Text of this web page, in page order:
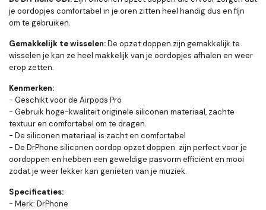
je oordopjes comfortabel in je oren zitten heel handig dus en fijn
om te gebruiken.
Gemakkelijk te wisselen:De opzet doppen zijn gemakkelijk te
wisselen je kan ze heel makkelijk van je oordopjes afhalen en weer
erop zetten.
Kenmerken:
- Geschikt voor de Airpods Pro
- Gebruik hoge-kwaliteit originele siliconen materiaal, zachte
textuur en comfortabel om te dragen.
- De siliconen materiaal is zacht en comfortabel
- De DrPhone siliconen oordop opzet doppen zijn perfect voor je
oordoppen en hebben een geweldige pasvorm efficiënt en mooi
zodat je weer lekker kan genieten van je muziek.
Specificaties:
- Merk: DrPhone